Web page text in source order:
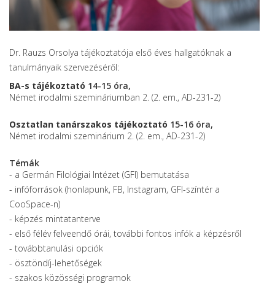
Dr. Rauzs Orsolya tájékoztatója első éves hallgatóknak a
tanulmányaik szervezéséről:
BA-s tájékoztató 14-15 óra,
Német irodalmi szemináriumban 2. (2. em., AD-231-2)
Osztatlan tanárszakos tájékoztató 15-16 óra,
Német irodalmi szeminárium 2. (2. em., AD-231-2)
Témák
- a Germán Filológiai Intézet (GFI) bemutatása
- infóforrások (honlapunk, FB, Instagram, GFI-színtér a
CooSpace-n)
- képzés mintatanterve
- első félév felveendő órái, további fontos infók a képzésről
- továbbtanulási opciók
- ösztöndíj-lehetőségek
- szakos közösségi programok